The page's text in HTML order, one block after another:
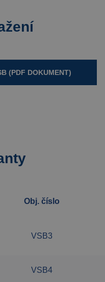
(PDF DOKUMENT)
Obj. číslo
VSB3
VSB4